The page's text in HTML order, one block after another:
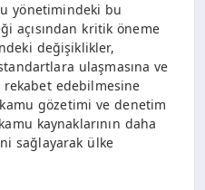
yönetimindeki bu
açısından kritik öneme
değişiklikler,
ulaşmasına ve
edebilmesine
gözetimi ve denetim
kaynaklarının daha
sağlayarak ülke